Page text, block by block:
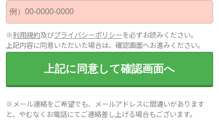
※利用規約及びプライバシーポリシーを必ずお読みください。
上記内容に同意いただいた場合は、確認画面へお進みください。
上記に同意して確認画面へ
※メール連絡をご希望でも、メールアドレスに間違いがあります
と、やむなくお電話にてご連絡差し上げる場合もございます。